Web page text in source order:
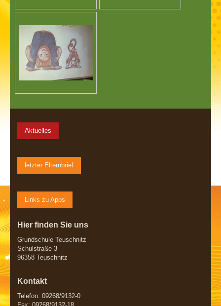
Aktuelles
letzter Elternbrief
Links zu Apps
Hier finden Sie uns
Grundschule Teuschnitz
Schulstraße 3
96358 Teuschnitz
Kontakt
Telefon: 09268/9132-0